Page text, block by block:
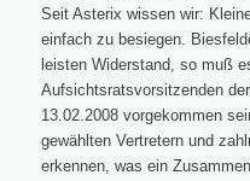
Seit Asterix wissen wir:
einfach zu besiegen.
leisten Widerstand, so muß
Aufsichtsratsvorsitzenden
13.02.2008 vorgekommen
gewählten Vertretern und
erkennen, was ein